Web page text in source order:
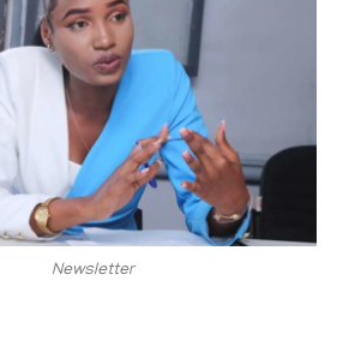
Newsletter